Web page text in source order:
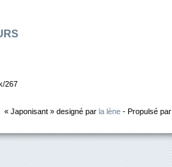
267
« Japonisant » designé par la lène- Propulsé par